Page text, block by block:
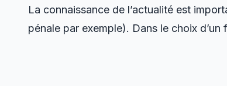
La connaissance de l’actualité est
pénale par exemple). Dans le choix